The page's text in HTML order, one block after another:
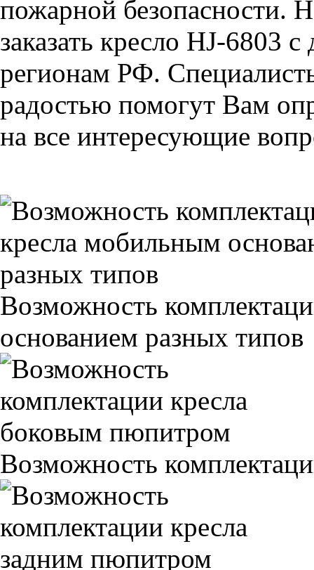
пожарной безопасности.
заказать кресло HJ-6803
регионам РФ.
радостью помогут Вам
на все интересующие
Возможность
основанием разных типов
Возможность